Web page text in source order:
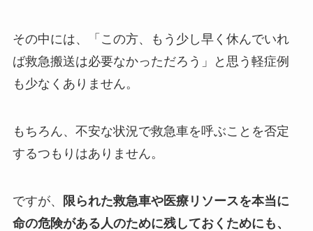
その中には、「この方、もう少し早く休んでいれ
ば救急搬送は必要なかっただろう」と思う軽症例
も少なくありません。
もちろん、不安な状況で救急車を呼ぶことを否定
するつもりはありません。
ですが、
限られた救急車や医療リソースを本当に
命の危険がある人のために残しておくためにも、